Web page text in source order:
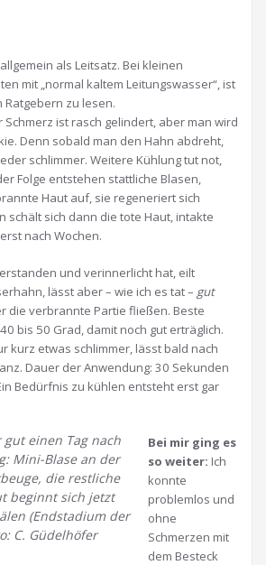
als Leitsatz. Bei kleinen
mit „normal kaltem Leitungswasser“, ist
Ratgebern zu lesen.
Schmerz ist rasch gelindert, aber man wird
Denn sobald man den Hahn abdreht,
schlimmer. Weitere Kühlung tut not,
Folge entstehen stattliche Blasen,
Haut auf, sie regeneriert sich
schält sich dann die tote Haut, intakte
nach Wochen.
und verinnerlicht hat, eilt
lässt aber – wie ich es tat – gut
die verbrannte Partie fließen. Beste
bis 50 Grad, damit noch gut erträglich.
kurz etwas schlimmer, lässt bald nach
Dauer der Anwendung: 30 Sekunden
Bedürfnis zu kühlen entsteht erst gar
einen Tag nach
Mini-Blase an der
die restliche
beginnt sich jetzt
(Endstadium der
C. Güdelhöfer
Bei mir ging es
so weiter: Ich
konnte
problemlos und
ohne
Schmerzen mit
dem Besteck